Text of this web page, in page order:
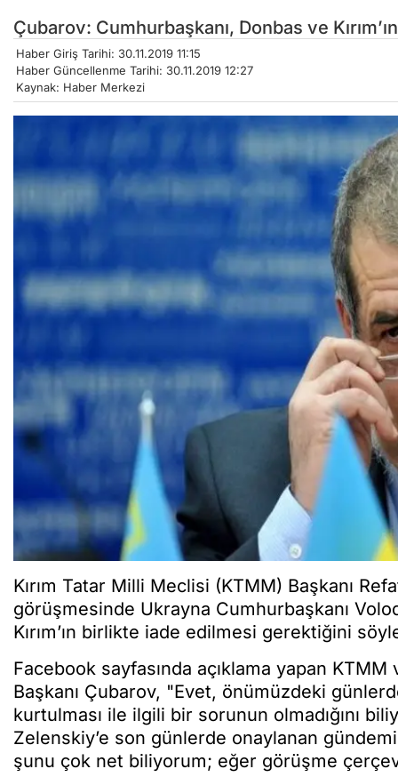
Çubarov: Cumhurbaşkanı, Donbas ve
Haber Giriş Tarihi: 30.11.2019 11:15
Haber Güncellenme Tarihi: 30.11.2019 12:27
Kaynak: Haber Merkezi
Kırım Tatar Milli Meclisi (KTMM) Başkanı
görüşmesinde Ukrayna Cumhurbaşkanı
Kırım’ın birlikte iade edilmesi gerektiğini
Facebook sayfasında açıklama yapan KTMM
Başkanı Çubarov, "Evet, önümüzdeki
kurtulması ile ilgili bir sorunun olmadığını
Zelenskiy’e son günlerde onaylanan
şunu çok net biliyorum; eğer görüşme